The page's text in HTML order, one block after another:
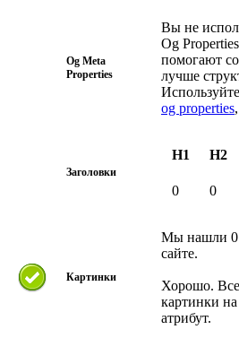
Og Meta
Properties
Вы не
Og
помогают
лучше
Используйте
og properties
Заголовки
H1 H2
0 0
Картинки
Мы нашли 0
сайте.
Хорошо.
картинки
атрибут.